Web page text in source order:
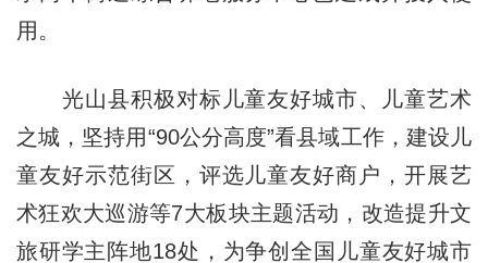
用。
光山县积极对标儿童友好城市、儿童艺术
之城，坚持用“90公分高度”看县域工作，建设儿
童友好示范街区，评选儿童友好商户，开展艺
术狂欢大巡游等7大板块主题活动，改造提升文
旅研学主阵地18处，为争创全国儿童友好城市